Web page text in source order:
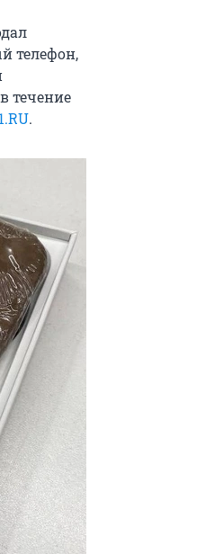
телефон,
течение
.